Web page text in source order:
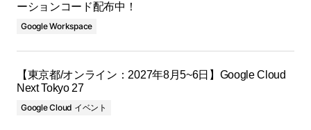
ーションコード配布中！
Google Workspace
【東京都/オンライン：2027年8月5~6日】Google Cloud
Next Tokyo 27
Google Cloud イベント